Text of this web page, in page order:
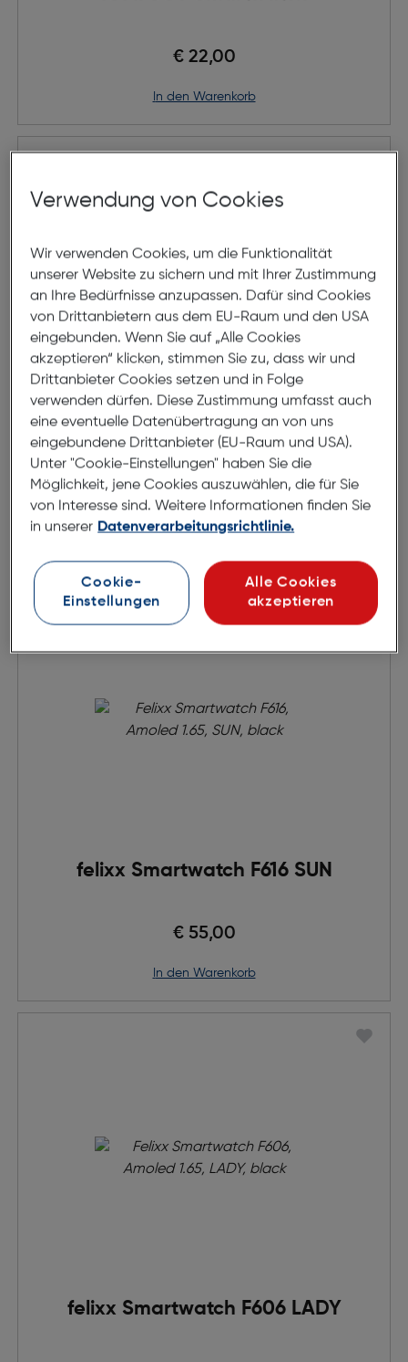
€ 22,00
in den Warenkorb
IOMI Adventure Smartwatch
€ 33,00
in den Warenkorb
felixx Smartwatch F616 SUN
€ 55,00
in den Warenkorb
felixx Smartwatch F606 LADY
Verwendung von Cookies
Wir verwenden Cookies, um die Funktionalität
unserer Website zu sichern und mit Ihrer Zustimmung
an Ihre Bedürfnisse anzupassen. Dafür sind Cookies
von Drittanbietern aus dem EU-Raum und den USA
eingebunden. Wenn Sie auf „Alle Cookies
akzeptieren“ klicken, stimmen Sie zu, dass wir und
Drittanbieter Cookies setzen und in Folge
verwenden dürfen. Diese Zustimmung umfasst auch
eine eventuelle Datenübertragung an von uns
eingebundene Drittanbieter (EU-Raum und USA).
Unter "Cookie-Einstellungen" haben Sie die
Möglichkeit, jene Cookies auszuwählen, die für Sie
von Interesse sind. Weitere Informationen finden Sie
in unserer Datenverarbeitungsrichtlinie.
Cookie-
Einstellungen
Alle Cookies
akzeptieren